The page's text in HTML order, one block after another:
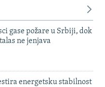
gase požare u Srbiji, dok
ne jenjava
energetsku stabilnost